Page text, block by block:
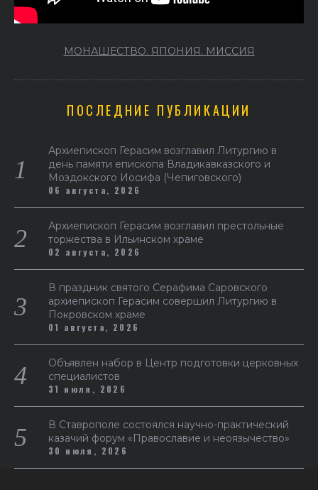
МОНАШЕСТВО. ЯПОНИЯ. МИССИЯ
ПОСЛЕДНИЕ ПУБЛИКАЦИИ
Архиепископ Герасим возглавил Литургию в
день памяти епископа Владикавказского и
Моздокского Иосифа (Чепиговского)
06 августа, 2026
Архиепископ Герасим возглавил престольные
торжества в Ильинском храме
02 августа, 2026
В праздник святого Серафима Саровского
архиепископ Герасим совершил Литургию в
Покровском храме
01 августа, 2026
Объявлен набор в Центр подготовки церковных
специалистов
31 июля, 2026
В Ставрополе состоялся научно-практический
казачий форум «Православие и неоязычество»
30 июля, 2026